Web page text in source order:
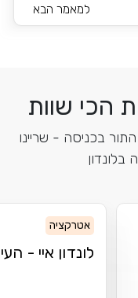
למאמר הבא
הכי שוות
בכניסה - שריינו
אטרקציה
לונדון איי -